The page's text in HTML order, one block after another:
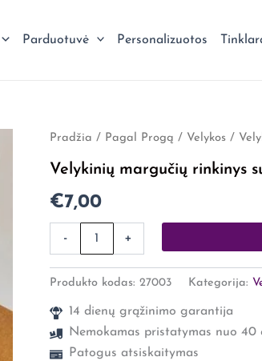
Parduotuvė Personalizuotos
Pradžia / Pagal Progą / Velykos/
Velykinių margučių rinkinys
€7,00
-
produkto
Velykinių
rinkinys
pieštukais
+
Produkto kodas: 27003 Kategorija:
14 dienų grąžinimo garantija
Nemokamas pristatymas nuo 40
Patogus atsiskaitymas